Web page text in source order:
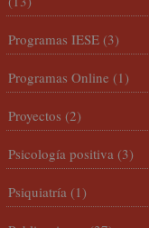
Programas IESE (3)
Programas Online (1)
Proyectos (2)
Psicología positiva (3)
Psiquiatría (1)